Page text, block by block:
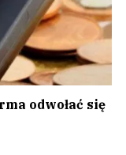
odwołać się